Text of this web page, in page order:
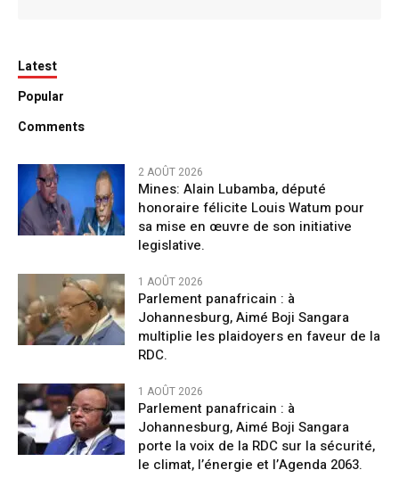
Latest
Popular
Comments
2 AOÛT 2026
Mines: Alain Lubamba, député
honoraire félicite Louis Watum pour
sa mise en œuvre de son initiative
legislative.
1 AOÛT 2026
Parlement panafricain : à
Johannesburg, Aimé Boji Sangara
multiplie les plaidoyers en faveur de la
RDC.
1 AOÛT 2026
Parlement panafricain : à
Johannesburg, Aimé Boji Sangara
porte la voix de la RDC sur la sécurité,
le climat, l’énergie et l’Agenda 2063.